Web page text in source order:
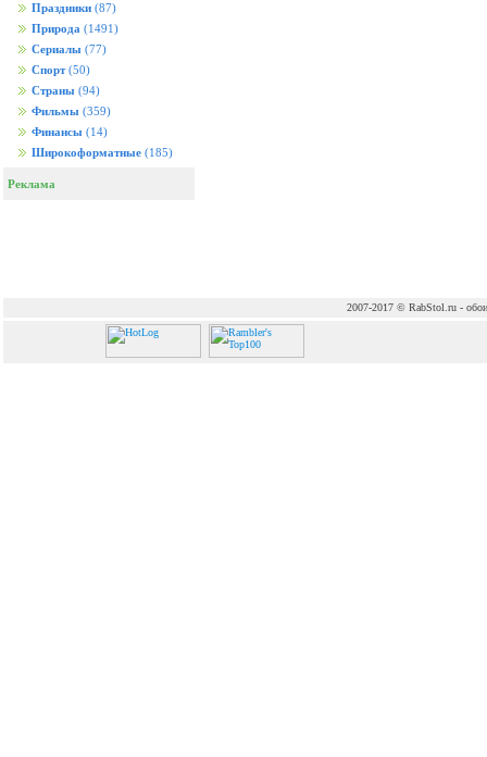
Праздники (87)
Природа (1491)
Сериалы (77)
Спорт (50)
Страны (94)
Фильмы (359)
Финансы (14)
Широкоформатные (185)
Реклама
2007-2017 © RabStol.ru - обои